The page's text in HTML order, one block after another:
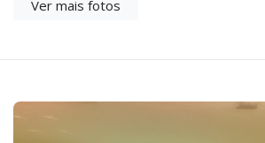
Ver mais fotos